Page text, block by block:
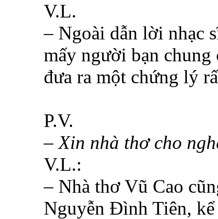
V.L.
– Ngoài dẫn lời nhạc
mấy người bạn
đưa ra một chứng lý
P.V.
– Xin nhà thơ cho
V.L.:
– Nhà thơ Vũ Cao
Nguyễn Đình Tiên,